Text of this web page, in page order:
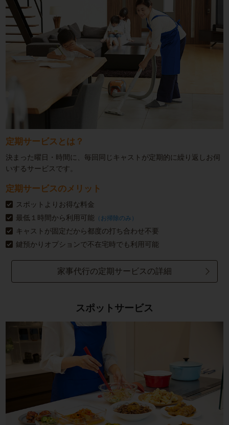
定期サービスとは？
決まった曜日・時間に、毎回同じキャストが定期的に繰り返しお伺
いするサービスです。
定期サービスのメリット
スポットよりお得な料金
最低１時間から利用可能 （お掃除のみ）
キャストが固定だから都度の打ち合わせ不要
鍵預かりオプションで不在宅時でも利用可能
家事代行の定期サービスの詳細
スポットサービス